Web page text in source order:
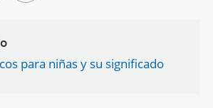
para niñas y su significado